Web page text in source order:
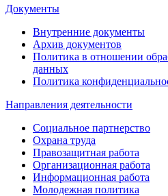
Документы
Внутренние документы
Архив документов
Политика в отношении
данных
Политика
Направления деятельности
Социальное партнерство
Охрана труда
Правозащитная работа
Организационная работа
Информационная работа
Молодежная политика